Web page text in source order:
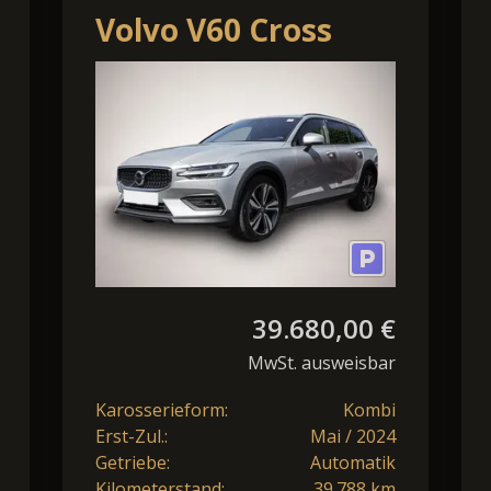
Volvo V60 Cross
Country B4 AWD
Plus LED
Harman/Kardon
39.680,00 €
MwSt. ausweisbar
Karosserieform:
Kombi
Erst-Zul.:
Mai / 2024
Getriebe:
Automatik